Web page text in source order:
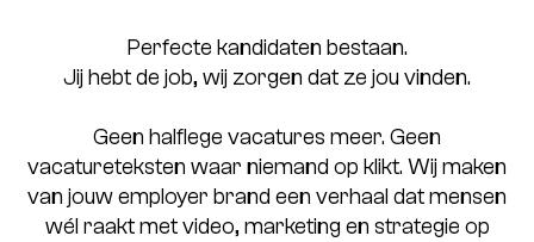
Perfecte kandidaten bestaan.
Jij hebt de job, wij zorgen dat ze jou vinden.
Geen halflege vacatures meer. Geen
vacatureteksten waar niemand op klikt. Wij maken
van jouw employer brand een verhaal dat mensen
wél raakt met video, marketing en strategie op